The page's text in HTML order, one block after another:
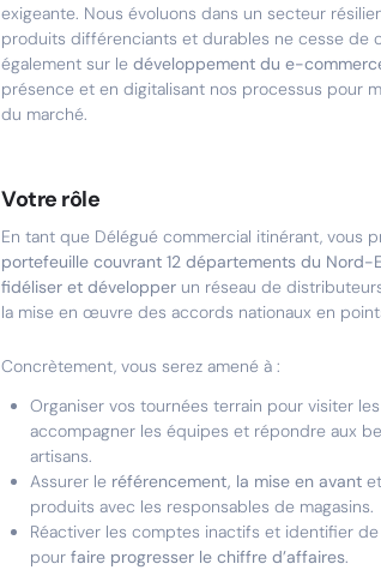
exigeante. Nous évoluons dans un secteur
produits différenciants et durables ne cesse de
également sur le développement du e-
présence et en digitalisant nos processus pour
du marché.
Votre rôle
En tant que Délégué commercial itinérant, vous
portefeuille couvrant 12 départements du Nord-
fidéliser et développer un réseau de
la mise en œuvre des accords nationaux en
Concrètement, vous serez amené à :
Organiser vos tournées terrain pour visiter
accompagner les équipes et répondre aux
artisans.
Assurer le référencement, la mise en avant
produits avec les responsables de magasins.
Réactiver les comptes inactifs et identifier
pour faire progresser le chiffre d’affaires.